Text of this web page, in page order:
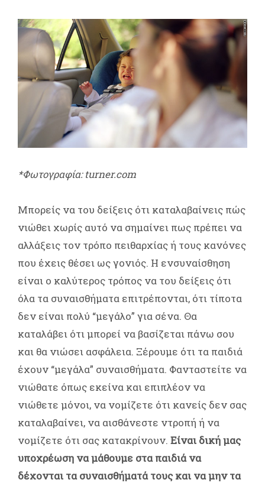
*Φωτογραφία: turner.com
Μπορείς να του δείξεις ότι καταλαβαίνεις πώς
νιώθει χωρίς αυτό να σημαίνει πως πρέπει να
αλλάξεις τον τρόπο πειθαρχίας ή τους κανόνες
που έχεις θέσει ως γονιός. Η ενσυναίσθηση
είναι ο καλύτερος τρόπος να του δείξεις ότι
όλα τα συναισθήματα επιτρέπονται, ότι τίποτα
δεν είναι πολύ “μεγάλο” για σένα. Θα
καταλάβει ότι μπορεί να βασίζεται πάνω σου
και θα νιώσει ασφάλεια. Ξέρουμε ότι τα παιδιά
έχουν “μεγάλα” συναισθήματα. Φανταστείτε να
νιώθατε όπως εκείνα και επιπλέον να
νιώθετε μόνοι, να νομίζετε ότι κανείς δεν σας
καταλαβαίνει, να αισθάνεστε ντροπή ή να
νομίζετε ότι σας κατακρίνουν. Είναι δική μας
υποχρέωση να μάθουμε στα παιδιά να
δέχονται τα συναισθήματά τους και να μην τα